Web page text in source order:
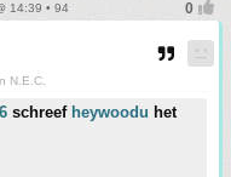
14:39 • 94
N.E.C.
schreef heywoodu het